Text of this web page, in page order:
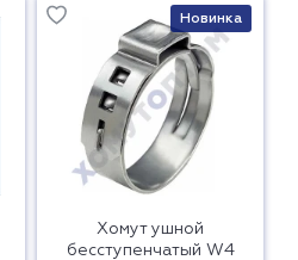
Новинка
Хомут ушной
бесступенчатый W4